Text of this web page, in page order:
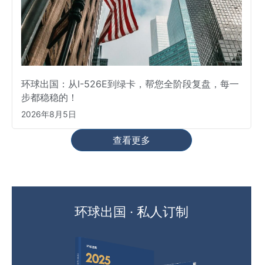
环球出国：从I-526E到绿卡，帮您全阶段复盘，每一
步都稳稳的！
2026年8月5日
查看更多
环球出国 · 私人订制